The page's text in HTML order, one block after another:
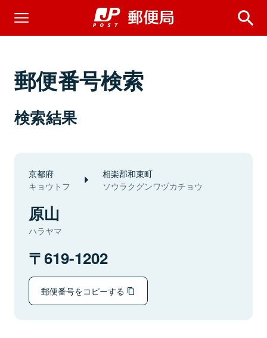
郵便番号検索
検索結果
京都府
キョウトフ
相楽郡和束町
ソウラクグンワヅカチョウ
原山
ハラヤマ
619-1202
郵便番号をコピーする